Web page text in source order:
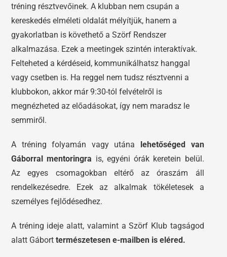
tréning résztvevőinek. A klubban nem csupán a
kereskedés elméleti oldalát mélyítjük, hanem a
gyakorlatban is követhető a Szörf Rendszer
alkalmazása. Ezek a meetingek szintén interaktívak.
Felteheted a kérdéseid, kommunikálhatsz hanggal
vagy csetben is. Ha reggel nem tudsz résztvenni a
klubbokon, akkor már 9:30-tól felvételről is
megnézheted az előadásokat, így nem maradsz le
semmiről.
A tréning folyamán vagy utána
lehetőséged van
Gáborral mentoringra is, egyéni órák keretein belül.
Az egyes csomagokban eltérő az óraszám áll
rendelkezésedre. Ezek az alkalmak tökéletesek a
személyes fejlődésedhez.
A tréning ideje alatt, valamint a Szörf Klub tagságod
alatt Gáborttermészetesen e-mailben is eléred.